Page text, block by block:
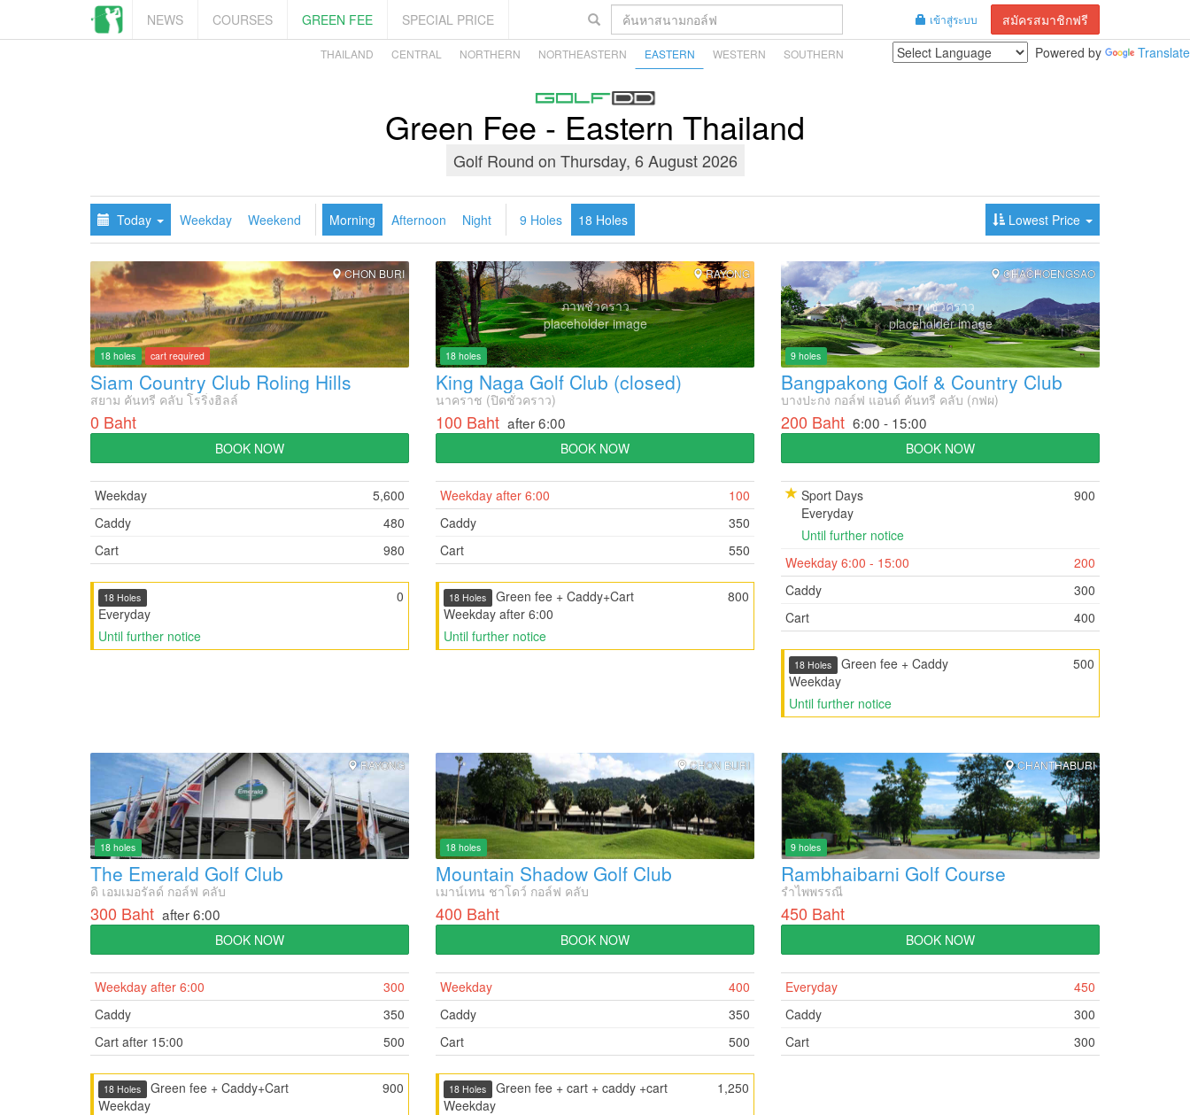
เข้าสู่ระบบ สมัครสมาชิกฟรี
NEWS COURSES GREEN FEE
SPECIAL PRICE
Powered by
Translate
THAILAND CENTRAL NORTHERN NORTHEASTERN EASTERN WESTERN SOUTHERN
Green Fee - Eastern Thailand
Golf Round on Thursday, 6 August 2026
Today Weekday Weekend Morning Afternoon Night 9 Holes 18 Holes Lowest Price
CHON BURI
18 holes cart required
Siam Country Club Roling Hills
สยาม คันทรี คลับ โรริ่งฮิลล์
0 Baht
BOOK NOW
Weekday
5,600
Caddy
480
Cart
980
0
18 Holes
Everyday
Until further notice
ภาพชั่วคราว
placeholder image
RAYONG
18 holes
King Naga Golf Club (closed)
นาคราช (ปิดชั่วคราว)
100 Baht after 6:00
BOOK NOW
Weekday after 6:00
100
Caddy
350
Cart
550
800
18 Holes Green fee + Caddy+Cart
Weekday after 6:00
Until further notice
ภาพชั่วคราว
placeholder image
CHACHOENGSAO
9 holes
Bangpakong Golf & Country Club
บางปะกง กอล์ฟ แอนด์ คันทรี คลับ (กฟผ)
200 Baht 6:00 - 15:00
BOOK NOW
Sport Days
Everyday
Until further notice
900
Weekday 6:00 - 15:00
200
Caddy
300
Cart
400
500
18 Holes Green fee + Caddy
Weekday
Until further notice
RAYONG
18 holes
The Emerald Golf Club
ดิ เอมเมอรัลด์ กอล์ฟ คลับ
300 Baht after 6:00
BOOK NOW
Weekday after 6:00
300
Caddy
350
Cart after 15:00
500
900
18 Holes Green fee + Caddy+Cart
Weekday
CHON BURI
18 holes
Mountain Shadow Golf Club
เมาน์เทน ชาโดว์ กอล์ฟ คลับ
400 Baht
BOOK NOW
Weekday
400
Caddy
350
Cart
500
1,250
18 Holes Green fee + cart + caddy +cart
Weekday
CHANTHABURI
9 holes
Rambhaibarni Golf Course
รำไพพรรณี
450 Baht
BOOK NOW
Everyday
450
Caddy
300
Cart
300